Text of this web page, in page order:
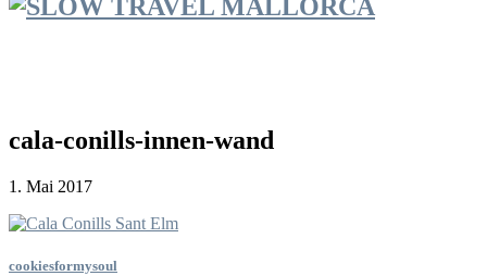
cala-conills-innen-wand
1. Mai 2017
cookiesformysoul